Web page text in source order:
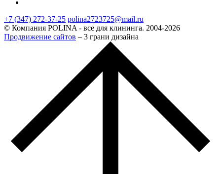
+7 (347) 272-37-25 polina2723725@mail.ru
© Компания POLINA - все для клининга. 2004-2026
Продвижение сайтов – 3 грани дизайна